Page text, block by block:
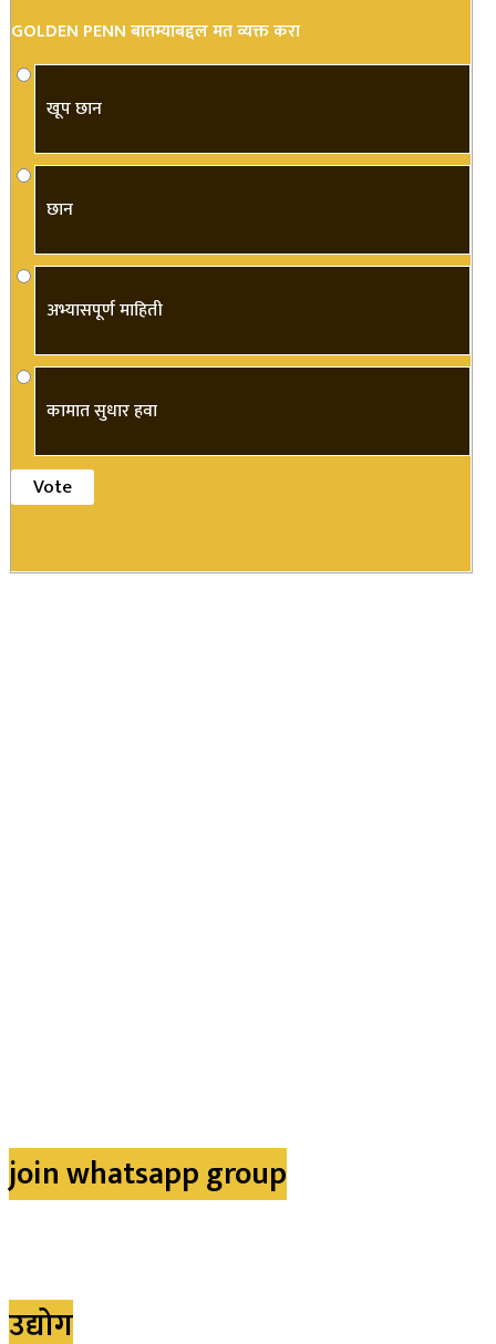
GOLDEN PENN बातम्याबद्दल मत व्यक्त करा
खूप छान
छान
अभ्यासपूर्ण माहिती
कामात सुधार हवा
join whatsapp group
उद्योग